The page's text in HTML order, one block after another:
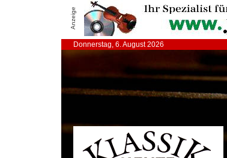
Anzeige
Donnerstag, 6. August 2026